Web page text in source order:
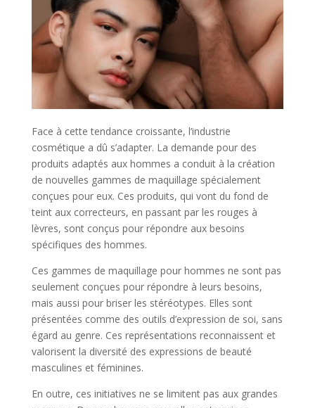
Face à cette tendance croissante, l’industrie
cosmétique a dû s’adapter. La demande pour des
produits adaptés aux hommes a conduit à la création
de nouvelles gammes de maquillage spécialement
conçues pour eux. Ces produits, qui vont du fond de
teint aux correcteurs, en passant par les rouges à
lèvres, sont conçus pour répondre aux besoins
spécifiques des hommes.
Ces gammes de maquillage pour hommes ne sont pas
seulement conçues pour répondre à leurs besoins,
mais aussi pour briser les stéréotypes. Elles sont
présentées comme des outils d’expression de soi, sans
égard au genre. Ces représentations reconnaissent et
valorisent la diversité des expressions de beauté
masculines et féminines.
En outre, ces initiatives ne se limitent pas aux grandes